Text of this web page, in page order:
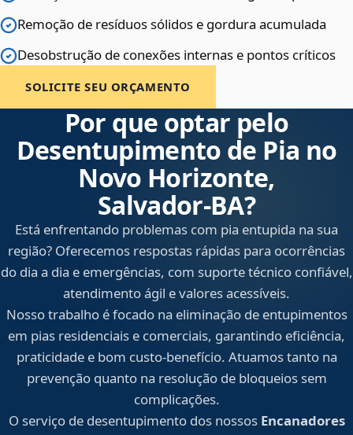
Remoção de resíduos sólidos e gordura acumulada
Desobstrução de conexões internas e pontos críticos
SOLICITE SEU ORÇAMENTO
Por que optar pelo
Desentupimento de Pia no
Novo Horizonte,
Salvador‑BA?
Está enfrentando problemas com pia entupida na sua
região? Oferecemos respostas rápidas para ocorrências
do dia a dia e emergências, com suporte técnico confiável,
atendimento ágil e valores acessíveis.
Nosso trabalho é focado na eliminação de entupimentos
em pias residenciais e comerciais, garantindo eficiência,
praticidade e bom custo-benefício. Atuamos tanto na
prevenção quanto na resolução de bloqueios sem
complicações.
O serviço de desentupimento dos nossos Encanadores